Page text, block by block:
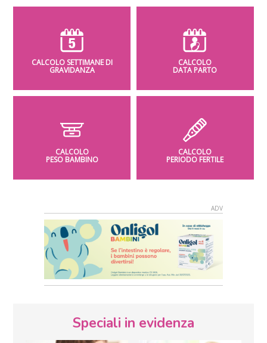
CALCOLO SETTIMANE DI
GRAVIDANZA
CALCOLO
DATA PARTO
CALCOLO
PESO BAMBINO
CALCOLO
PERIODO FERTILE
Speciali in evidenza